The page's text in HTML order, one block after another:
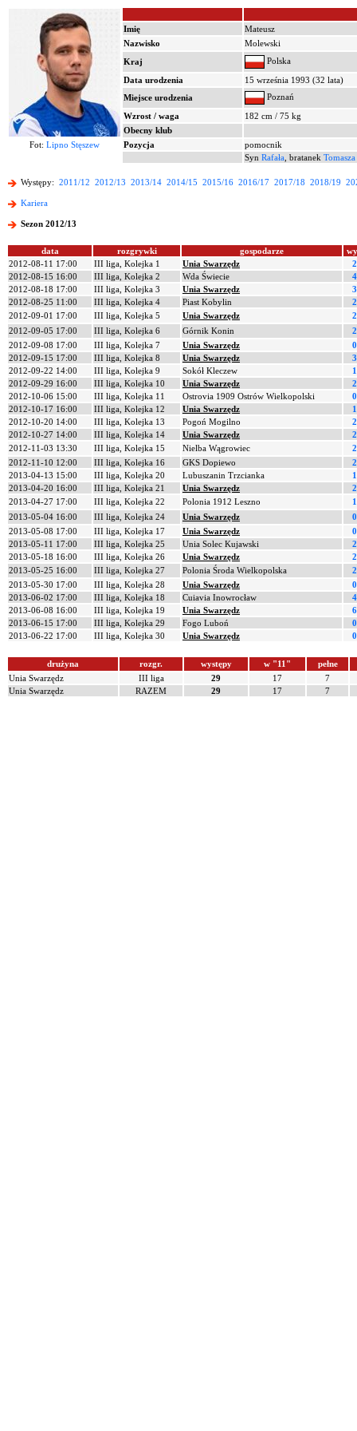
Imię
Mateusz
Nazwisko
Molewski
Kraj
Polska
Data urodzenia
15 września 1993 (32 lata)
Miejsce urodzenia
Poznań
Wzrost / waga
182 cm / 75 kg
Obecny klub
Fot: Lipno Stęszew Pozycja
pomocnik
Syn Rafała , bratanek Tomasza
Występy: 2011/12 2012/13 2013/14 2014/15 2015/16 2016/17 2017/18 2018/19
Kariera
Sezon 2012/13
data rozgrywki gospodarze
2012-08-11 17:00
III liga, Kolejka 1 Unia Swarzędz
2012-08-15 16:00
III liga, Kolejka 2 Wda Świecie
2012-08-18 17:00
III liga, Kolejka 3 Unia Swarzędz
2012-08-25 11:00
III liga, Kolejka 4 Piast Kobylin
2012-09-01 17:00
III liga, Kolejka 5 Unia Swarzędz
2012-09-05 17:00
III liga, Kolejka 6 Górnik Konin
2012-09-08 17:00
III liga, Kolejka 7 Unia Swarzędz
2012-09-15 17:00
III liga, Kolejka 8 Unia Swarzędz
2012-09-22 14:00
III liga, Kolejka 9 Sokół Kleczew
2012-09-29 16:00
III liga, Kolejka 10 Unia Swarzędz
2012-10-06 15:00
III liga, Kolejka 11 Ostrovia 1909 Ostrów Wielkopolski
2012-10-17 16:00
III liga, Kolejka 12 Unia Swarzędz
2012-10-20 14:00
III liga, Kolejka 13 Pogoń Mogilno
2012-10-27 14:00
III liga, Kolejka 14 Unia Swarzędz
2012-11-03 13:30
III liga, Kolejka 15 Nielba Wągrowiec
2012-11-10 12:00
III liga, Kolejka 16 GKS Dopiewo
2013-04-13 15:00
III liga, Kolejka 20 Lubuszanin Trzcianka
2013-04-20 16:00
III liga, Kolejka 21 Unia Swarzędz
2013-04-27 17:00
III liga, Kolejka 22 Polonia 1912 Leszno
2013-05-04 16:00
III liga, Kolejka 24 Unia Swarzędz
2013-05-08 17:00
III liga, Kolejka 17 Unia Swarzędz
2013-05-11 17:00
III liga, Kolejka 25 Unia Solec Kujawski
2013-05-18 16:00
III liga, Kolejka 26 Unia Swarzędz
2013-05-25 16:00
III liga, Kolejka 27 Polonia Środa Wielkopolska
2013-05-30 17:00
III liga, Kolejka 28 Unia Swarzędz
2013-06-02 17:00
III liga, Kolejka 18 Cuiavia Inowrocław
2013-06-08 16:00
III liga, Kolejka 19 Unia Swarzędz
2013-06-15 17:00
III liga, Kolejka 29 Fogo Luboń
2013-06-22 17:00
III liga, Kolejka 30 Unia Swarzędz
drużyna rozgr. występy w "11"
pełne
Unia Swarzędz
III liga 29 17
7
Unia Swarzędz
RAZEM 29 17 7